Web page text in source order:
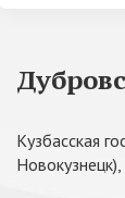
Кузбасская
Новокузнецк),